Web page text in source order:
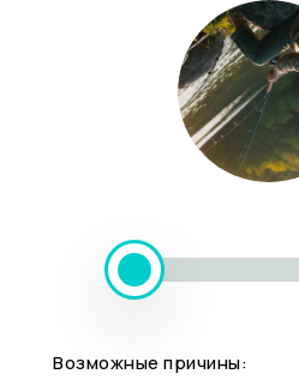
Возможные причины: